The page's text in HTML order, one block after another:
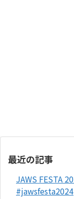
最近の記事
JAWS FESTA
#jawsfesta2024